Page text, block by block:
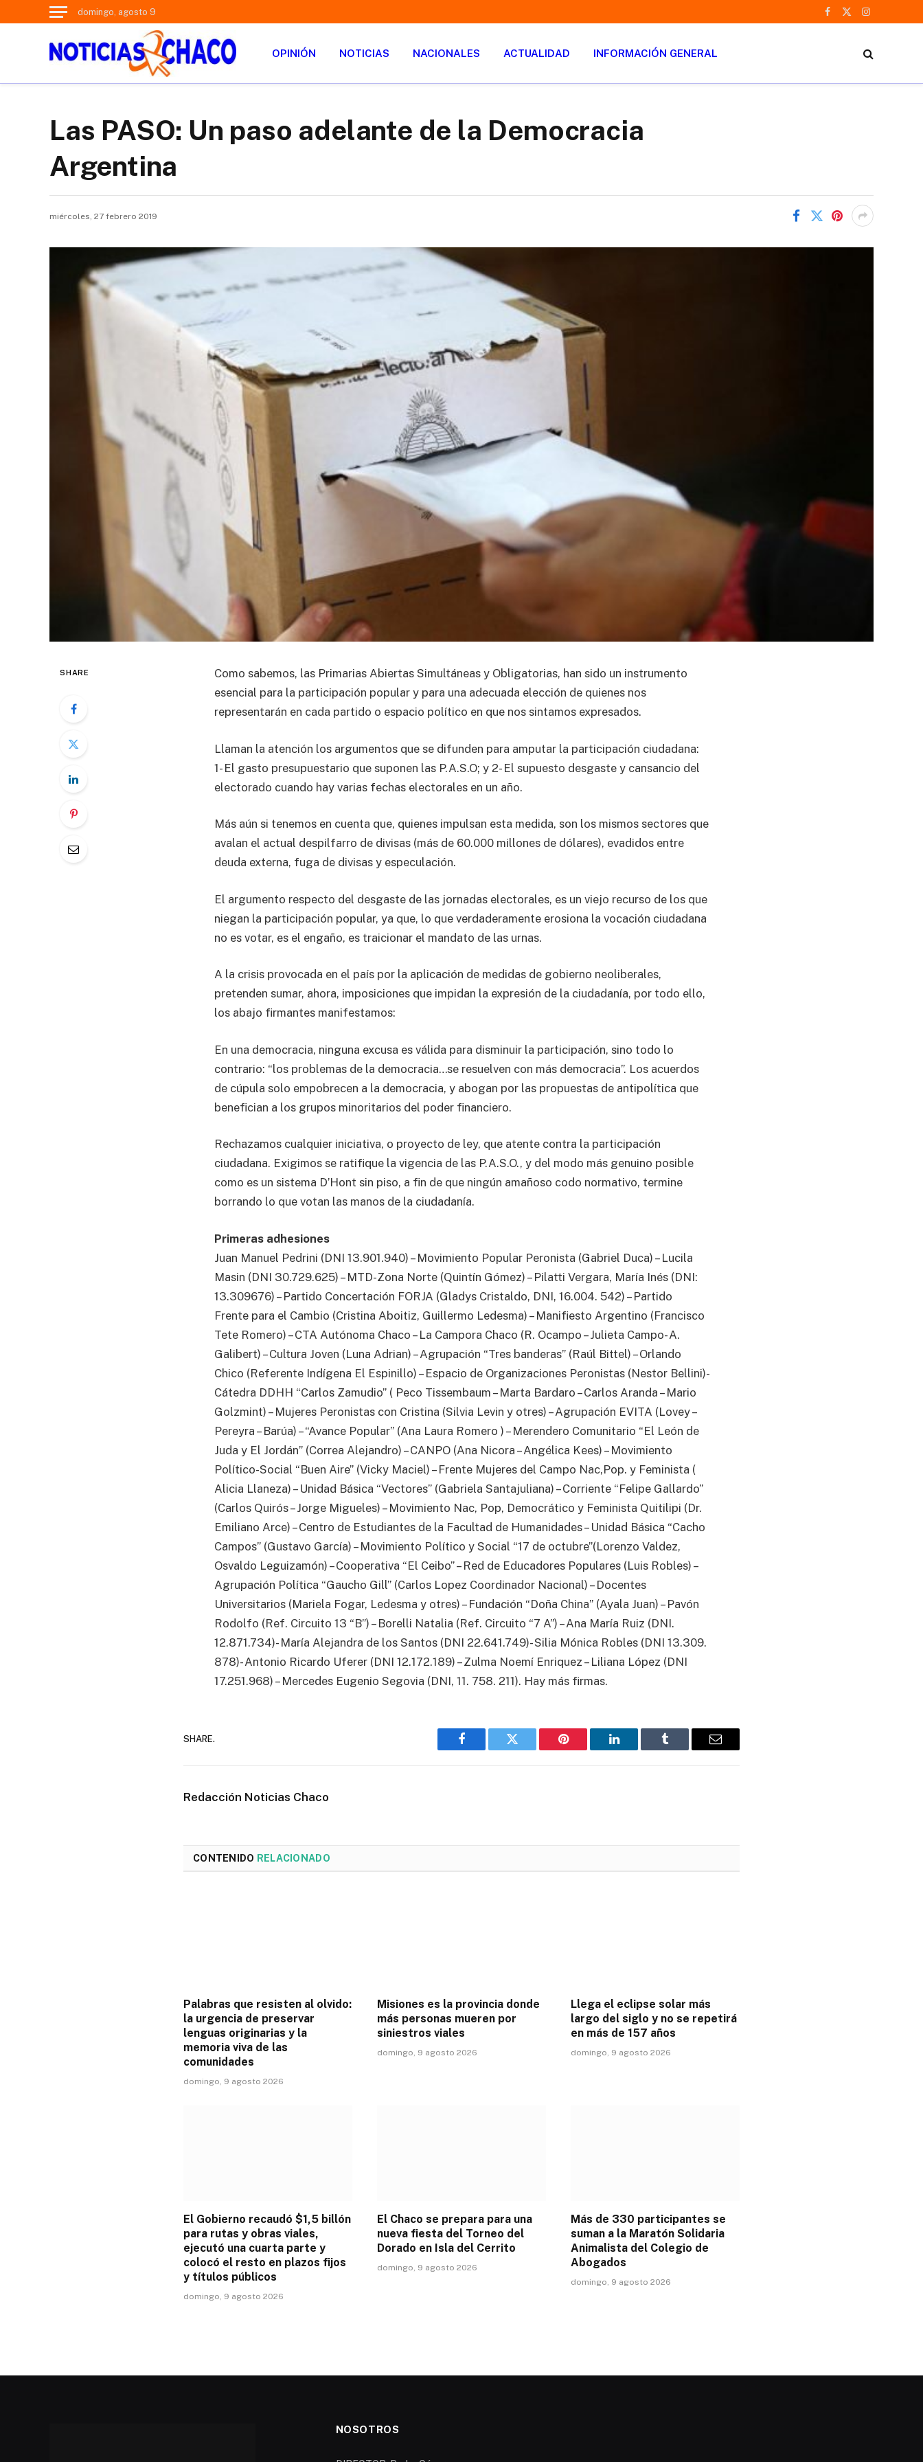
domingo, agosto 9
Facebook
X
Instagram
OPINIÓN NOTICIAS NACIONALES ACTUALIDAD INFORMACIÓN GENERAL
Las PASO: Un paso adelante de la Democracia
Argentina
miércoles, 27 febrero 2019
SHARE
Como sabemos, las Primarias Abiertas Simultáneas y Obligatorias, han sido un instrumento
esencial para la participación popular y para una adecuada elección de quienes nos
representarán en cada partido o espacio político en que nos sintamos expresados.
Llaman la atención los argumentos que se difunden para amputar la participación ciudadana:
1- El gasto presupuestario que suponen las P.A.S.O; y 2- El supuesto desgaste y cansancio del
electorado cuando hay varias fechas electorales en un año.
Más aún si tenemos en cuenta que, quienes impulsan esta medida, son los mismos sectores que
avalan el actual despilfarro de divisas (más de 60.000 millones de dólares), evadidos entre
deuda externa, fuga de divisas y especulación.
El argumento respecto del desgaste de las jornadas electorales, es un viejo recurso de los que
niegan la participación popular, ya que, lo que verdaderamente erosiona la vocación ciudadana
no es votar, es el engaño, es traicionar el mandato de las urnas.
A la crisis provocada en el país por la aplicación de medidas de gobierno neoliberales,
pretenden sumar, ahora, imposiciones que impidan la expresión de la ciudadanía, por todo ello,
los abajo firmantes manifestamos:
En una democracia, ninguna excusa es válida para disminuir la participación, sino todo lo
contrario: “los problemas de la democracia…se resuelven con más democracia”. Los acuerdos
de cúpula solo empobrecen a la democracia, y abogan por las propuestas de antipolítica que
benefician a los grupos minoritarios del poder financiero.
Rechazamos cualquier iniciativa, o proyecto de ley, que atente contra la participación
ciudadana. Exigimos se ratifique la vigencia de las P.A.S.O., y del modo más genuino posible
como es un sistema D’Hont sin piso, a fin de que ningún amañoso codo normativo, termine
borrando lo que votan las manos de la ciudadanía.
Primeras adhesiones
Juan Manuel Pedrini (DNI 13.901.940) – Movimiento Popular Peronista (Gabriel Duca) – Lucila
Masin (DNI 30.729.625) – MTD-Zona Norte (Quintín Gómez) – Pilatti Vergara, María Inés (DNI:
13.309676) – Partido Concertación FORJA (Gladys Cristaldo, DNI, 16.004. 542) – Partido
Frente para el Cambio (Cristina Aboitiz, Guillermo Ledesma) – Manifiesto Argentino (Francisco
Tete Romero) – CTA Autónoma Chaco – La Campora Chaco (R. Ocampo – Julieta Campo- A.
Galibert) – Cultura Joven (Luna Adrian) – Agrupación “Tres banderas” (Raúl Bittel) – Orlando
Chico (Referente Indígena El Espinillo) – Espacio de Organizaciones Peronistas (Nestor Bellini)-
Cátedra DDHH “Carlos Zamudio” ( Peco Tissembaum – Marta Bardaro – Carlos Aranda – Mario
Golzmint) – Mujeres Peronistas con Cristina (Silvia Levin y otres) – Agrupación EVITA (Lovey –
Pereyra – Barúa) – “Avance Popular” (Ana Laura Romero ) – Merendero Comunitario “El León de
Juda y El Jordán” (Correa Alejandro) – CANPO (Ana Nicora – Angélica Kees) – Movimiento
Político-Social “Buen Aire” (Vicky Maciel) – Frente Mujeres del Campo Nac,Pop. y Feminista (
Alicia Llaneza) – Unidad Básica “Vectores” (Gabriela Santajuliana) – Corriente “Felipe Gallardo”
(Carlos Quirós – Jorge Migueles) – Movimiento Nac, Pop, Democrático y Feminista Quitilipi (Dr.
Emiliano Arce) – Centro de Estudiantes de la Facultad de Humanidades – Unidad Básica “Cacho
Campos” (Gustavo García) – Movimiento Político y Social “17 de octubre”(Lorenzo Valdez,
Osvaldo Leguizamón) – Cooperativa “El Ceibo” – Red de Educadores Populares (Luis Robles) –
Agrupación Política “Gaucho Gill” (Carlos Lopez Coordinador Nacional) – Docentes
Universitarios (Mariela Fogar, Ledesma y otres) – Fundación “Doña China” (Ayala Juan) – Pavón
Rodolfo (Ref. Circuito 13 “B”) – Borelli Natalia (Ref. Circuito “7 A”) – Ana María Ruiz (DNI.
12.871.734)- María Alejandra de los Santos (DNI 22.641.749)- Silia Mónica Robles (DNI 13.309.
878)- Antonio Ricardo Uferer (DNI 12.172.189) – Zulma Noemí Enriquez – Liliana López (DNI
17.251.968) – Mercedes Eugenio Segovia (DNI, 11. 758. 211). Hay más firmas.
SHARE.
Facebook Twitter Pinterest LinkedIn Tumblr Email
Redacción Noticias Chaco
CONTENIDO RELACIONADO
Palabras que resisten al olvido:
la urgencia de preservar
lenguas originarias y la
memoria viva de las
comunidades
domingo, 9 agosto 2026
Misiones es la provincia donde
más personas mueren por
siniestros viales
domingo, 9 agosto 2026
Llega el eclipse solar más
largo del siglo y no se repetirá
en más de 157 años
domingo, 9 agosto 2026
El Gobierno recaudó $1,5 billón
para rutas y obras viales,
ejecutó una cuarta parte y
colocó el resto en plazos fijos
y títulos públicos
domingo, 9 agosto 2026
El Chaco se prepara para una
nueva fiesta del Torneo del
Dorado en Isla del Cerrito
domingo, 9 agosto 2026
Más de 330 participantes se
suman a la Maratón Solidaria
Animalista del Colegio de
Abogados
domingo, 9 agosto 2026
NOSOTROS